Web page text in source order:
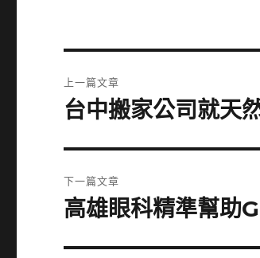
章
上一篇文章
上
篇
文
章:
台中搬家公司就天
下一篇文章
下
篇
高雄眼科精準幫助